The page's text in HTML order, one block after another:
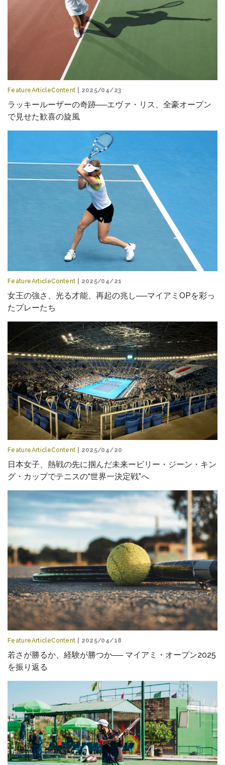
FeatureArticleContent | 2025/04/23
ラッキールーザーの奇跡──エヴァ・リス、全豪オープン
で見せた歓喜の旋風
FeatureArticleContent | 2025/04/21
女王の強さ、光る才能、再起の兆し──マイアミOPを彩っ
たプレーたち
FeatureArticleContent | 2025/04/20
日本女子、熱戦の先に掴んだ未来ービリー・ジーン・キン
グ・カップでテニスの“世界一決定戦”へ
FeatureArticleContent | 2025/04/18
若さが勝るか、経験が勝つか── マイアミ・オープン2025
を振り返る